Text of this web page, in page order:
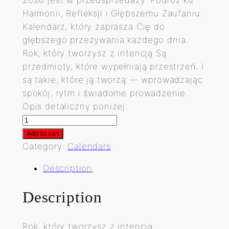
i
g
i
n
a
l
p
r
i
c
w
a
r
r
e
n
t
p
r
c
e
s
:
Harmonii, Refleksji i Głębszemu Zaufaniu.
Kalendarz, który zaprasza Cię do
głębszego przeżywania każdego dnia.
Rok, który tworzysz z intencją Są
przedmioty, które wypełniają przestrzeń. I
są takie, które ją tworzą — wprowadzając
spokój, rytm i świadome prowadzenie.
Opis detaliczny poniżej.
Z
A
U
-
Add to cart
Category: Calendars
Description
Description
Rok, który tworzysz z intencją